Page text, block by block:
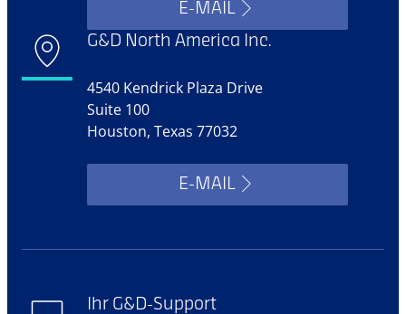
E-MAIL
G&D North America Inc.
4540 Kendrick Plaza Drive
Suite 100
Houston, Texas 77032
E-MAIL
Ihr G&D-Support